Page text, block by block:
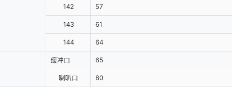
142 57
143 61
144 64
缓冲口 65
喇叭口 80